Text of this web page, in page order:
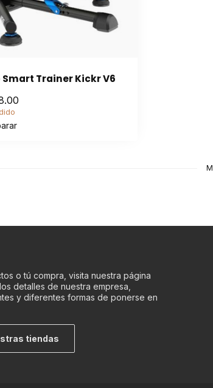
Trainer Kickr V6
o tú compra, visita nuestra página
detalles de nuestra empresa,
y diferentes formas de ponerse en
tiendas